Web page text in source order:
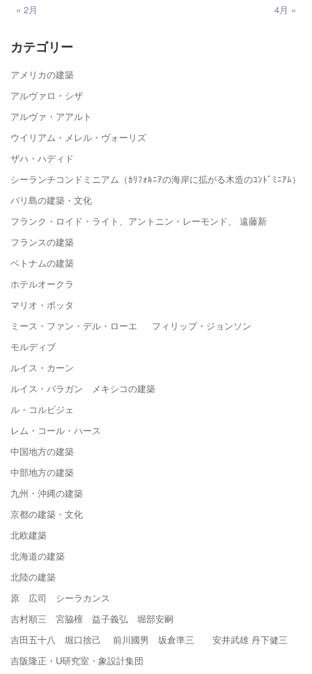
« 2月 4月 »
カテゴリー
アメリカの建築
アルヴァロ・シザ
アルヴァ・アアルト
ウイリアム・メレル・ヴォーリズ
ザハ・ハディド
シーランチコンドミニアム（ｶﾘﾌｫﾙﾆｱの海岸に拡がる木造のｺﾝﾄﾞﾐﾆｱﾑ）
バリ島の建築・文化
フランク・ロイド・ライト、アントニン・レーモンド、 遠藤新
フランスの建築
ベトナムの建築
ホテルオークラ
マリオ・ボッタ
ミース・ファン・デル・ローエ フィリップ・ジョンソン
モルディブ
ルイス・カーン
ルイス・バラガン メキシコの建築
ル・コルビジェ
レム・コール・ハース
中国地方の建築
中部地方の建築
九州・沖縄の建築
京都の建築・文化
北欧建築
北海道の建築
北陸の建築
原 広司 シーラカンス
吉村順三 宮脇檀 益子義弘 堀部安嗣
吉田五十八 堀口捨己 前川國男 坂倉準三 安井武雄 丹下健三
吉阪隆正・U研究室・象設計集団